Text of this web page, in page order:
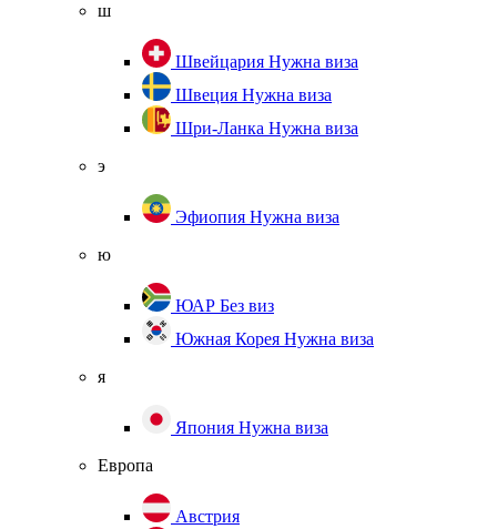
ш
Швейцария Нужна виза
Швеция Нужна виза
Шри-Ланка Нужна виза
э
Эфиопия Нужна виза
ю
ЮАР Без виз
Южная Корея Нужна виза
я
Япония Нужна виза
Европа
Австрия